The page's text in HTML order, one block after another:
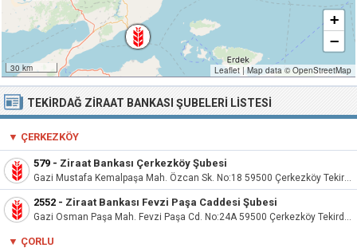
30 km
+
−
Leaflet | Map data ©OpenStreetMap
TEKIRDAĞ ZIRAAT BANKASI ŞUBELERI LISTESI
▼ ÇERKEZKÖY
579 - Ziraat Bankası Çerkezköy Şubesi
Gazi Mustafa Kemalpaşa Mah. Özcan Sk. No:18 59500 Çerkezköy Tekirdağ
2552 - Ziraat Bankası Fevzi Paşa Caddesi Şubesi
Gazi Osman Paşa Mah. Fevzi Paşa Cd. No:24A 59500 Çerkezköy Tekirdağ
▼ ÇORLU